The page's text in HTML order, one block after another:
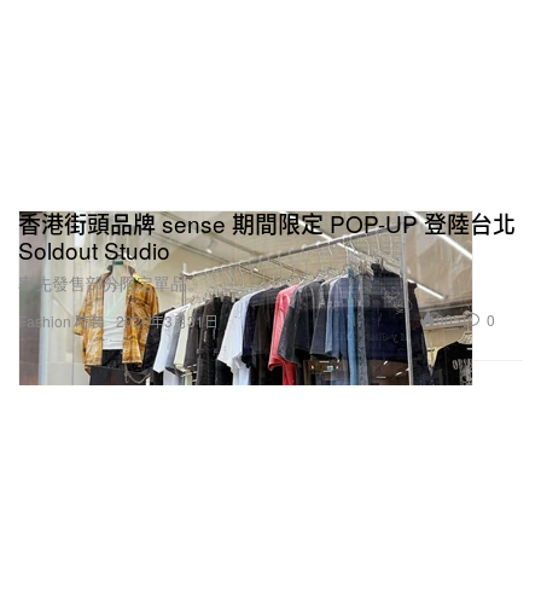
Fashion 時裝
香港街頭品牌 sense 期間限定 POP-UP 登陸台北
Soldout Studio
率先發售部分限定單品。
2026年3月31日 905 0